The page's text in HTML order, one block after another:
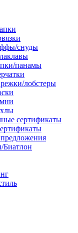
снуды
панамы
лобстеры
сертификаты
Биатлон